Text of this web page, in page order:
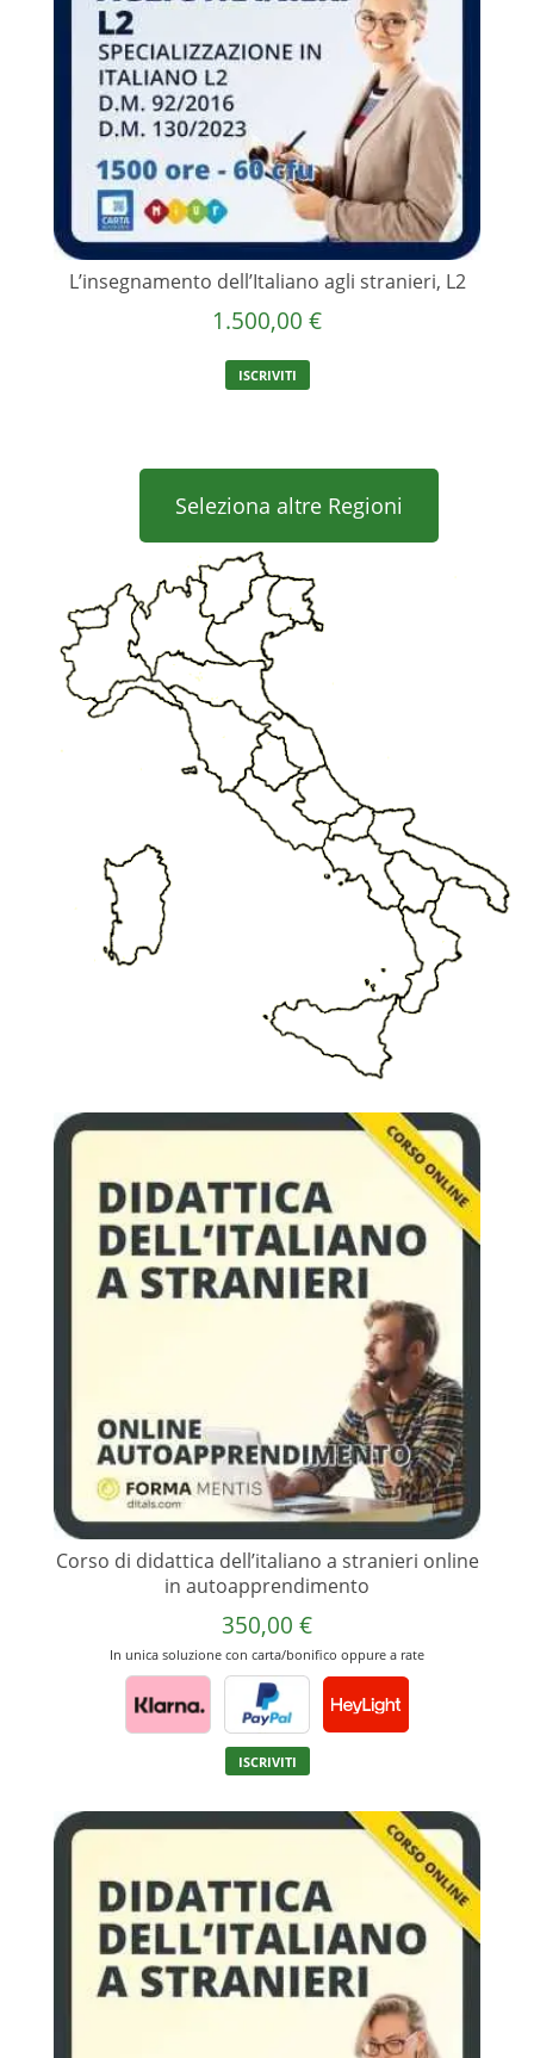
L’insegnamento dell’Italiano agli stranieri, L2
1.500,00 €
ISCRIVITI
Seleziona altre Regioni
Corso di didattica dell’italiano a stranieri online
in autoapprendimento
350,00 €
In unica soluzione con carta/bonifico oppure a rate
ISCRIVITI
Questo
prodotto
più
varianti.
Le
opzioni
possono
essere
scelte
nella
pagina